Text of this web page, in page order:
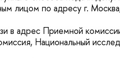
лицом по адресу г.
в адрес Приемной
Национальный